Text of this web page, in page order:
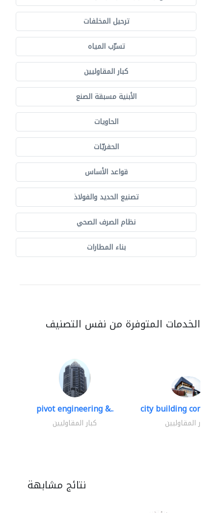
ترحيل المخلفات
تسرّب المياه
كبار المقاوليين
الأبنية مسبقة الصنع
الحاويات
الحفريّات
قواعد الأساس
تصنيع الحديد والفولاذ
نظام الصرف الصحي
بناء المطارات
الخدمات المتوفرة من نفس التصنيف
pivot engineering &..
كبار المقاوليين
city building
كبار المقاوليين
نتائج مشابهة